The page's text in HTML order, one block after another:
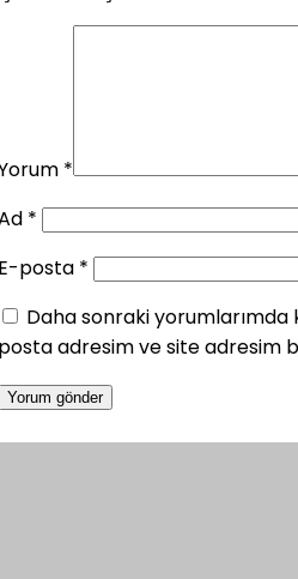
*
*
posta *
Daha sonraki yorumlarımda
adresim ve site adresim